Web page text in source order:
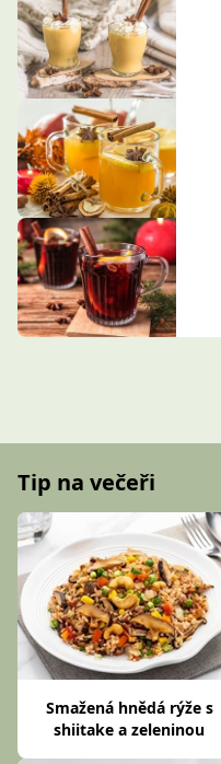
Tip na večeři
Smažená hnědá rýže s
shiitake a zeleninou